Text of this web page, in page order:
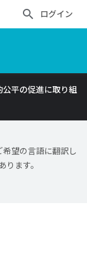
ログイン
平の促進に取り組
望の言語に翻訳し
ります。